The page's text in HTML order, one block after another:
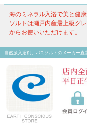
海のミネラル入浴で美と健
ソルトは瀬戸内産最上級グ
からお使いいただけます。
自然派入浴剤、バスソルトのメーカー直